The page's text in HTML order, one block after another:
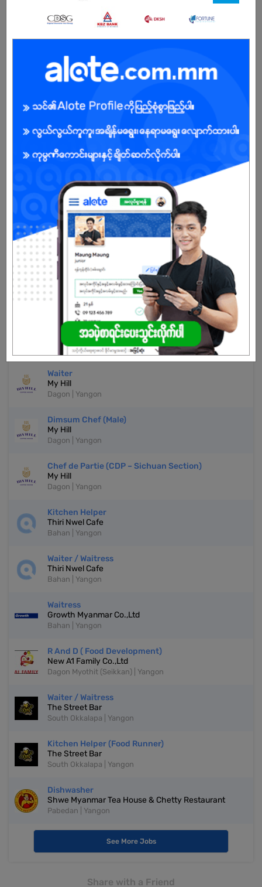
Open To : Male
Already Expired
Don't have an account?
REGISTER NOW!
More Similar Jobs
Soucs Chef
My Hill
Dagon | Yangon
ထမင်းချက် (Female)
Dagon | Yangon
Waiter
My Hill
Dagon | Yangon
Dimsum Chef (Male)
My Hill
Dagon | Yangon
Chef de Partie (CDP – Sichuan Section)
My Hill
Dagon | Yangon
Kitchen Helper
Thiri Nwel Cafe
Bahan | Yangon
Waiter / Waitress
Thiri Nwel Cafe
Bahan | Yangon
Waitress
Growth Myanmar Co.,Ltd
Bahan | Yangon
R And D ( Food Development)
New A1 Family Co.,Ltd
Dagon Myothit (Seikkan) | Yangon
Waiter / Waitress
The Street Bar
South Okkalapa | Yangon
Kitchen Helper (Food Runner)
The Street Bar
South Okkalapa | Yangon
Dishwasher
Shwe Myanmar Tea House & Chetty Restaurant
Pabedan | Yangon
See More Jobs
Share with a Friend